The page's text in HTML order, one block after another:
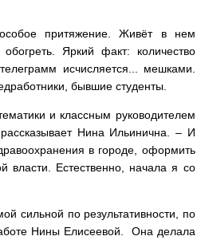
притяжение. Живёт в нем
Яркий факт: количество
исчисляется... мешками.
бывшие студенты.
и классным руководителем
Нина Ильинична. – И
в городе, оформить
власти. Естественно, начала я со
сильной по результативности, по
Нины Елисеевой. Она делала